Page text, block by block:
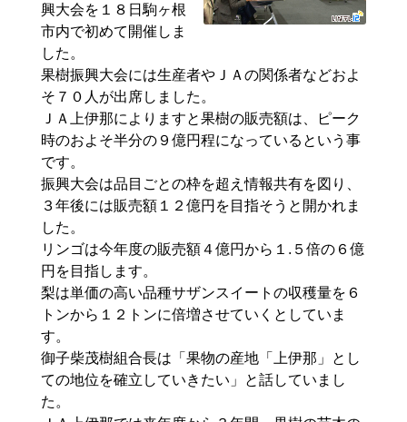
興大会を１８日駒ヶ根
市内で初めて開催しま
した。
果樹振興大会には生産者やＪＡの関係者などおよ
そ７０人が出席しました。
ＪＡ上伊那によりますと果樹の販売額は、ピーク
時のおよそ半分の９億円程になっているという事
です。
振興大会は品目ごとの枠を超え情報共有を図り、
３年後には販売額１２億円を目指そうと開かれま
した。
リンゴは今年度の販売額４億円から１.５倍の６億
円を目指します。
梨は単価の高い品種サザンスイートの収穫量を６
トンから１２トンに倍増させていくとしていま
す。
御子柴茂樹組合長は「果物の産地「上伊那」とし
ての地位を確立していきたい」と話していまし
た。